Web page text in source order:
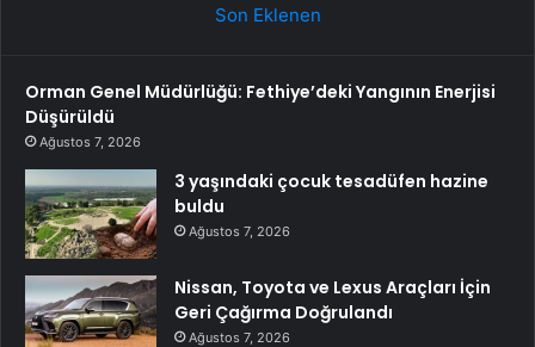
Son Eklenen
Orman Genel Müdürlüğü: Fethiye’deki Yangının Enerjisi
Düşürüldü
Ağustos 7, 2026
3 yaşındaki çocuk tesadüfen hazine
buldu
Ağustos 7, 2026
Nissan, Toyota ve Lexus Araçları İçin
Geri Çağırma Doğrulandı
Ağustos 7, 2026